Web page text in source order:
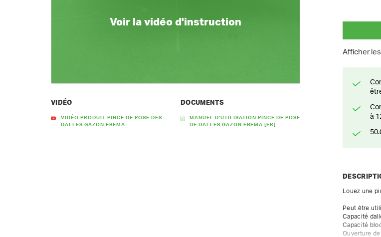
Voir la vidéo d'instruction
VIDÉO
VIDÉO PRODUIT PINCE DE POSE DES
DALLES GAZON EBEMA
DOCUMENTS
MANUEL D'UTILISATION PINCE DE POSE
DE DALLES GAZON EBEMA [FR]
Afficher
Commandé avant 13h pendant la semaine? Livré le jour suivant ou prêt à
Commandé pendant le weekend? Livré ou prêt à être enlevé à partir du lundi
à
Louez une
Peut être
Capacité
Capacité
Ouverture